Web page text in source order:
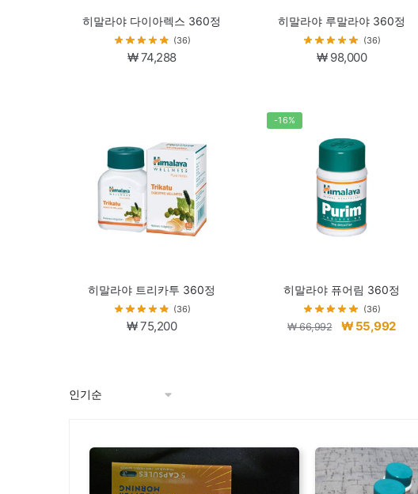
히말라야 다이아렉스 360정
(36)
₩74,288
히말라야 루말라야 360정
(36)
₩98,000
히말라야 트리카투 360정
(36)
₩75,200
-16%
히말라야 퓨어림 360정
(36)
₩66,992
원
₩ 55,992현